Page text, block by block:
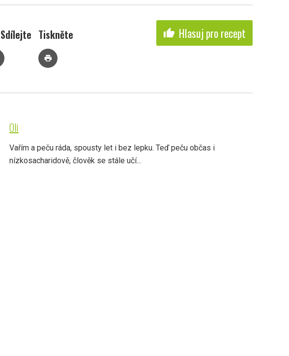
Tiskněte
print
thumb_up Hlasuj pro recept
Oli
Vařím a peču ráda, spousty let i bez lepku. Teď peču občas i
nízkosacharidově, člověk se stále učí...